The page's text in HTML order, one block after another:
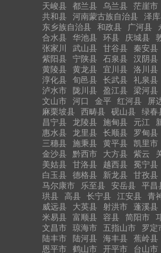
天峻县
都兰县 乌兰县 茫崖市
共和县
河南蒙古族自治县 泽
东乡族自治县
和政县 广河县
合水县
华池县 环县 庆城县
张家川
武山县 甘谷县 秦安县
紫阳县
宁陕县 石泉县 汉阴县
黄陵县
黄龙县 宜川县 洛川县
淳化县
旬邑县 长武县 礼泉县
泸水市
陇川县 盈江县 梁河县
文山市
河口 金平 红河县 屏
麻栗坡县
西畴县 砚山县 绿春
昌宁县
龙陵县 施甸县 元江
惠水县
龙里县 长顺县 罗甸县
三穗县
施秉县 黄平县 凯里市
金沙县
黔西市 大方县 紫云
美姑县
甘洛县 越西县 冕宁县
白玉县
德格县 新龙县 甘孜县
马尔康市
乐至县 安岳县 平昌
珙县
高县 长宁县 江安县 青
威远县
大英县 射洪市 蓬溪县
米易县
富顺县 容县 简阳市
文昌市
琼海市 五指山市 罗定
陆丰市
陆河县 海丰县 蕉岭县
恩平市
鹤山市 开平市 台山市